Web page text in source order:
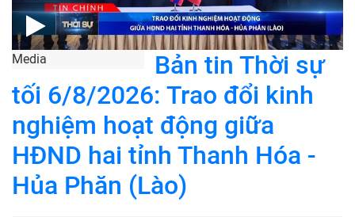
Media
Bản tin Thời sự
tối 6/8/2026: Trao đổi kinh
nghiệm hoạt động giữa
HĐND hai tỉnh Thanh Hóa -
Hủa Phăn (Lào)